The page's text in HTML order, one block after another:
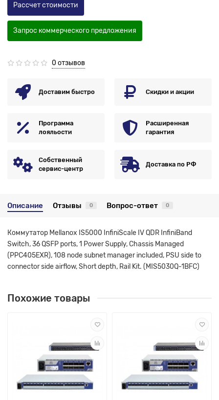
Рассчет стоимости
Запрос коммерческого предложения
0 отзывов
Доставим быстро Скидки и акции
Программа
лояльости
Расширенная
гарантия
Собственный
сервис-центр
Доставка по РФ
Описание Отзывы 0 Вопрос-ответ 0
Коммутатор Mellanox IS5000 InfiniScale IV QDR InfiniBand
Switch, 36 QSFP ports, 1 Power Supply, Chassis Managed
(PPC405EXR), 108 node subnet manager included, PSU side to
connector side airflow, Short depth, Rail Kit. (MIS5030Q-1BFC)
Похожие товары